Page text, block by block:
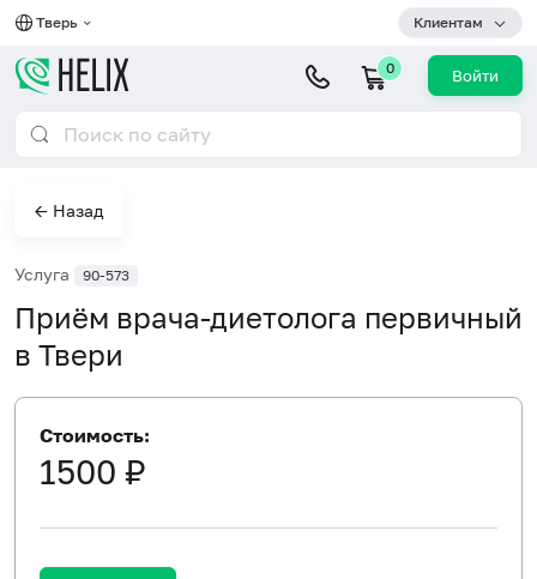
Тверь Клиентам
0 Войти
← Назад
Услуга 90-573
Приём врача-диетолога первичный
в Твери
Стоимость:
1500 ₽